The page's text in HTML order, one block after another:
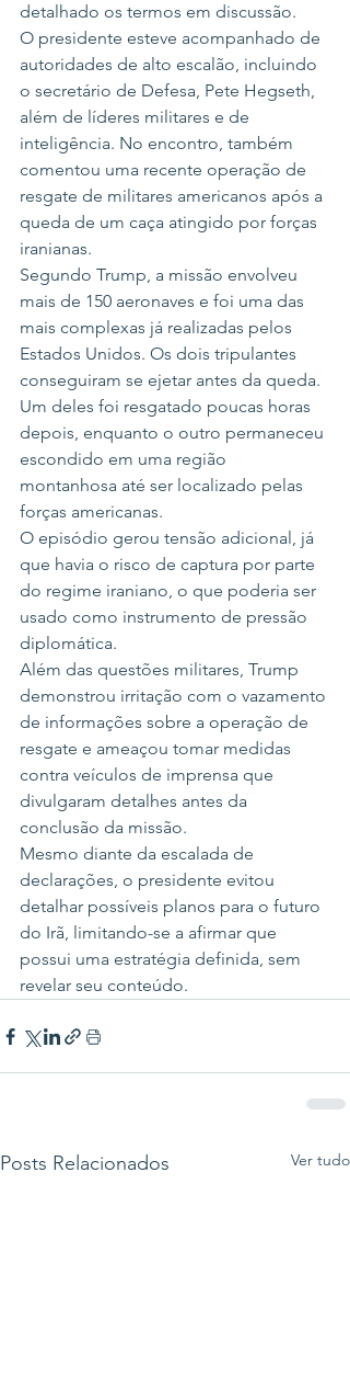
detalhado os termos em discussão.
O presidente esteve acompanhado de
autoridades de alto escalão, incluindo
o secretário de Defesa, Pete Hegseth,
além de líderes militares e de
inteligência. No encontro, também
comentou uma recente operação de
resgate de militares americanos após a
queda de um caça atingido por forças
iranianas.
Segundo Trump, a missão envolveu
mais de 150 aeronaves e foi uma das
mais complexas já realizadas pelos
Estados Unidos. Os dois tripulantes
conseguiram se ejetar antes da queda.
Um deles foi resgatado poucas horas
depois, enquanto o outro permaneceu
escondido em uma região
montanhosa até ser localizado pelas
forças americanas.
O episódio gerou tensão adicional, já
que havia o risco de captura por parte
do regime iraniano, o que poderia ser
usado como instrumento de pressão
diplomática.
Além das questões militares, Trump
demonstrou irritação com o vazamento
de informações sobre a operação de
resgate e ameaçou tomar medidas
contra veículos de imprensa que
divulgaram detalhes antes da
conclusão da missão.
Mesmo diante da escalada de
declarações, o presidente evitou
detalhar possíveis planos para o futuro
do Irã, limitando-se a afirmar que
possui uma estratégia definida, sem
revelar seu conteúdo.
Posts Relacionados Ver tudo